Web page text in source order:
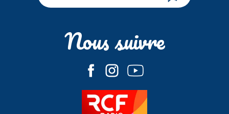
Nous suivre